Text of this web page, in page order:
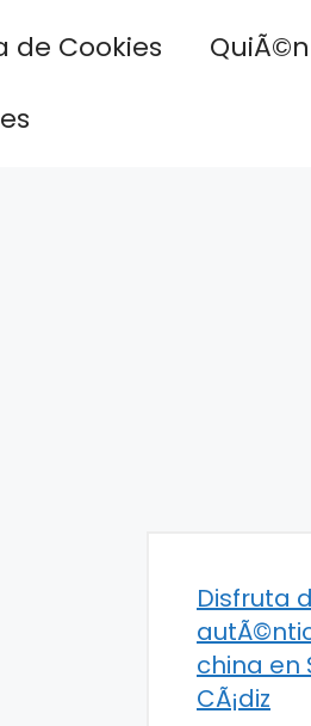
de Cookies
Disfruta
china en
CÃ¡diz